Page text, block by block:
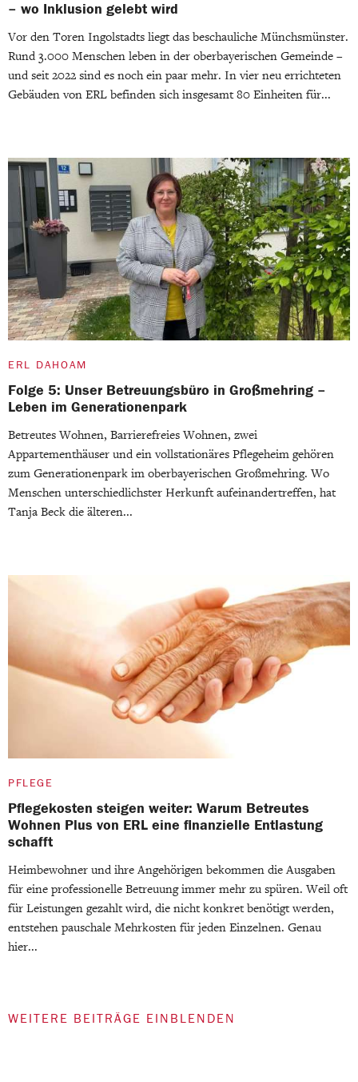
– wo Inklusion gelebt wird
Vor den Toren Ingolstadts liegt das beschauliche Münchsmünster.
Rund 3.000 Menschen leben in der oberbayerischen Gemeinde –
und seit 2022 sind es noch ein paar mehr. In vier neu errichteten
Gebäuden von ERL befinden sich insgesamt 80 Einheiten für...
ERL DAHOAM
Folge 5: Unser Betreuungsbüro in Großmehring –
Leben im Generationenpark
Betreutes Wohnen, Barrierefreies Wohnen, zwei
Appartementhäuser und ein vollstationäres Pflegeheim gehören
zum Generationenpark im oberbayerischen Großmehring. Wo
Menschen unterschiedlichster Herkunft aufeinandertreffen, hat
Tanja Beck die älteren...
PFLEGE
Pflegekosten steigen weiter: Warum Betreutes
Wohnen Plus von ERL eine finanzielle Entlastung
schafft
Heimbewohner und ihre Angehörigen bekommen die Ausgaben
für eine professionelle Betreuung immer mehr zu spüren. Weil oft
für Leistungen gezahlt wird, die nicht konkret benötigt werden,
entstehen pauschale Mehrkosten für jeden Einzelnen. Genau
hier...
WEITERE BEITRÄGE EINBLENDEN